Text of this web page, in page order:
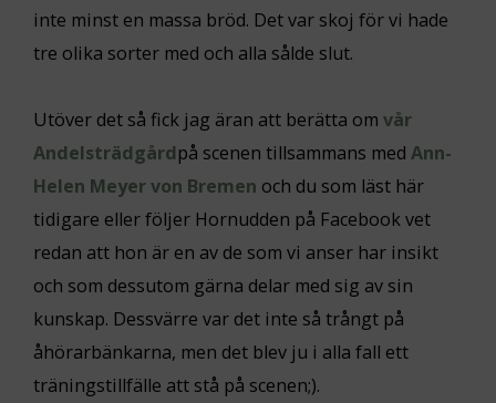
inte minst en massa bröd. Det var skoj för vi hade
tre olika sorter med och alla sålde slut.
Utöver det så fick jag äran att berätta om vår
Andelsträdgårdpå scenen tillsammans med Ann-
Helen Meyer von Bremen och du som läst här
tidigare eller följer Hornudden på Facebook vet
redan att hon är en av de som vi anser har insikt
och som dessutom gärna delar med sig av sin
kunskap. Dessvärre var det inte så trångt på
åhörarbänkarna, men det blev ju i alla fall ett
träningstillfälle att stå på scenen;).